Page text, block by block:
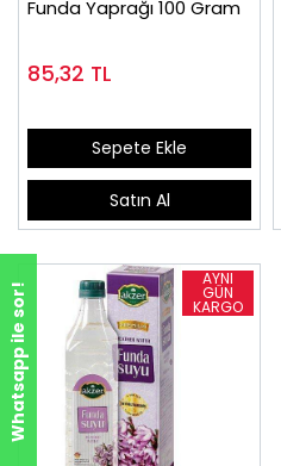
Funda Yaprağı 100 Gram
85,32 TL
Sepete Ekle
Satın Al
Whatsapp ile sor!